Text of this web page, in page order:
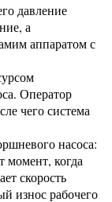
давление
а
аппаратом с
Оператор
чего система
насоса:
момент, когда
скорость
износ рабочего